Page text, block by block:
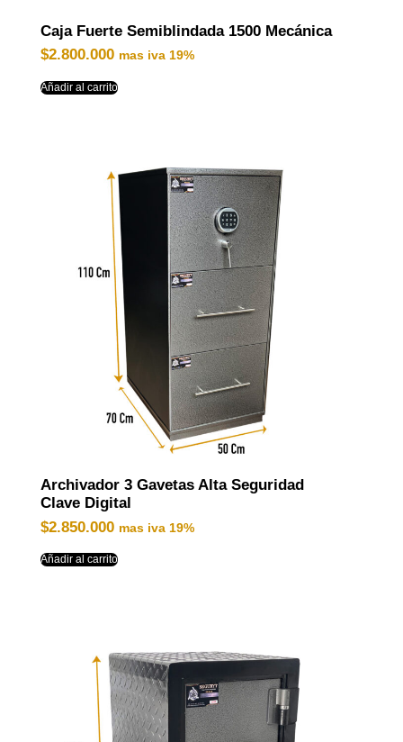
Caja Fuerte Semiblindada 1500 Mecánica
$2.800.000 mas iva 19%
Añadir al carrito
Archivador 3 Gavetas Alta Seguridad
Clave Digital
$2.850.000 mas iva 19%
Añadir al carrito